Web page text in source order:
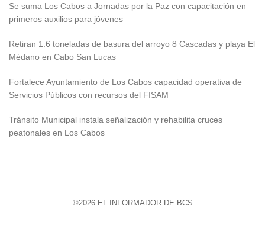
Se suma Los Cabos a Jornadas por la Paz con capacitación en
primeros auxilios para jóvenes
Retiran 1.6 toneladas de basura del arroyo 8 Cascadas y playa El
Médano en Cabo San Lucas
Fortalece Ayuntamiento de Los Cabos capacidad operativa de
Servicios Públicos con recursos del FISAM
Tránsito Municipal instala señalización y rehabilita cruces
peatonales en Los Cabos
©2026 EL INFORMADOR DE BCS